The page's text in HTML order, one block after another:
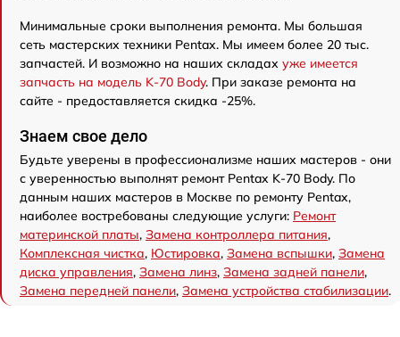
Минимальные сроки выполнения ремонта. Мы большая
сеть мастерских техники Pentax. Мы имеем более 20 тыс.
запчастей. И возможно на наших складах уже имеется
запчасть на модель K-70 Body. При заказе ремонта на
сайте - предоставляется скидка -25%.
Знаем свое дело
Будьте уверены в профессионализме наших мастеров - они
с уверенностью выполнят ремонт Pentax K-70 Body. По
данным наших мастеров в Москве по ремонту Pentax,
наиболее востребованы следующие услуги: Ремонт
материнской платы, Замена контроллера питания,
Комплексная чистка, Юстировка, Замена вспышки, Замена
диска управления, Замена линз, Замена задней панели,
Замена передней панели, Замена устройства стабилизации.